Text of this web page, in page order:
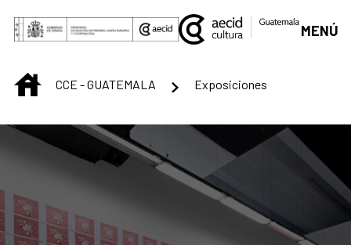
Saltar al contenido principal
MENÚ
INICIOCCE - GUATEMALA Exposiciones